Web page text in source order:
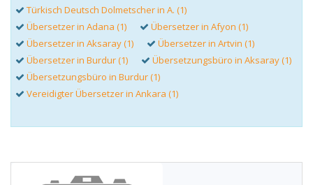
Türkisch Deutsch Dolmetscher in A. (1)
Übersetzer in Adana (1)
Übersetzer in Afyon (1)
Übersetzer in Aksaray (1)
Übersetzer in Artvin (1)
Übersetzer in Burdur (1)
Übersetzungsbüro in Aksaray (1)
Übersetzungsbüro in Burdur (1)
Vereidigter Übersetzer in Ankara (1)